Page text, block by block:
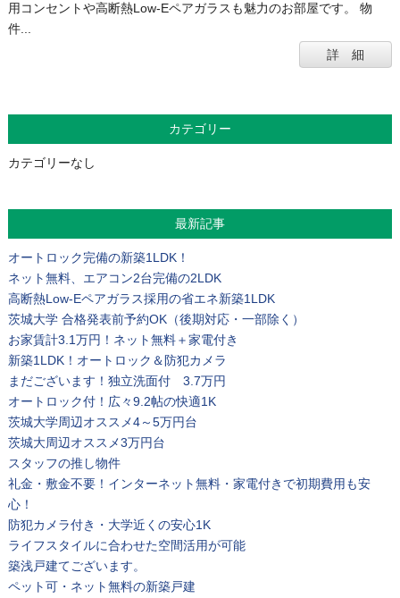
用コンセントや高断熱Low-Eペアガラスも魅力のお部屋です。 物
件...
詳 細
カテゴリー
カテゴリーなし
最新記事
オートロック完備の新築1LDK！
ネット無料、エアコン2台完備の2LDK
高断熱Low-Eペアガラス採用の省エネ新築1LDK
茨城大学 合格発表前予約OK（後期対応・一部除く）
お家賃計3.1万円！ネット無料＋家電付き
新築1LDK！オートロック＆防犯カメラ
まだございます！独立洗面付 3.7万円
オートロック付！広々9.2帖の快適1K
茨城大学周辺オススメ4～5万円台
茨城大周辺オススメ3万円台
スタッフの推し物件
礼金・敷金不要！インターネット無料・家電付きで初期費用も安
心！
防犯カメラ付き・大学近くの安心1K
ライフスタイルに合わせた空間活用が可能
築浅戸建てございます。
ペット可・ネット無料の新築戸建